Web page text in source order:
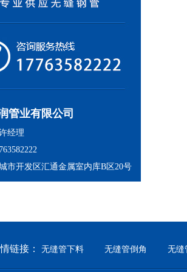
管业有限公司
经理
市开发区汇通金属室内库B区20号
链接： 无缝管下料 无缝管倒角 无缝